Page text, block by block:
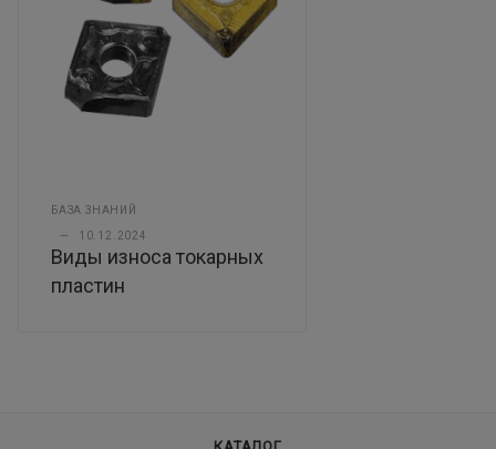
БАЗА ЗНАНИЙ
— 10.12.2024
Виды износа токарных
пластин